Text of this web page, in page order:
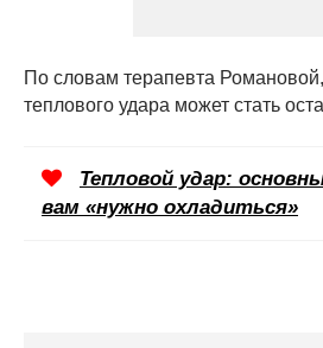
По словам терапевта
теплового удара может стать
Тепловой удар:
вам «нужно охладиться»